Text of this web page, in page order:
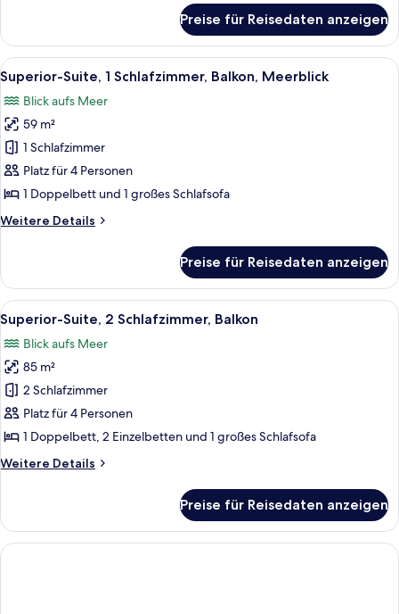
Suite,
Schlafzimmer,
Balkon
(Inland
View)
Preise für Reisedaten anzeigen
Alle
Fotos
für
Superior-
Suite,
1
Schlafzimmer,
Meerblick
Ein Hotelzimmer mit Bett, Tisch mit
8
Superior-Suite, 1 Schlafzimmer, Balkon, Meerblick
Blick aufs Meer
59 m²
1 Schlafzimmer
Platz für 4 Personen
1 Doppelbett und 1 großes Schlafsofa
Weitere Details
Weitere
Suite,
Schlafzimmer,
Balkon,
Meerblick
Preise für Reisedaten anzeigen
Alle
Fotos
für
Superior-
Suite,
2 Schlafzimmer,
Balkon
Ein modernes Hotelzimmer mit
9
Superior-Suite, 2 Schlafzimmer, Balkon
Blick aufs Meer
85 m²
2 Schlafzimmer
Platz für 4 Personen
1 Doppelbett, 2 Einzelbetten und 1 großes Schlafsofa
Weitere Details
Weitere
Suite,
2 Schlafzimmer,
Balkon
Preise für Reisedaten anzeigen